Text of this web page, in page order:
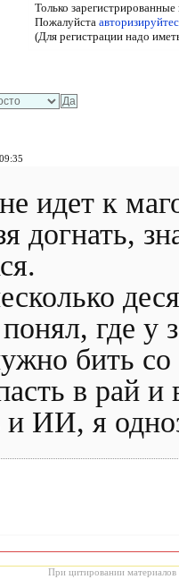
Только
Пожалуйста
(Для регистрации надо
идет к
догнать,
где у
бить со
в рай и
и ИИ, я
При цитировании материалов